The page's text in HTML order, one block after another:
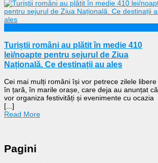
Turiștii români au plătit în medie 410
lei/noapte pentru sejurul de Ziua
Națională. Ce destinații au ales
Cei mai mulți români își vor petrece zilele libere
în țară, în marile orașe, care deja au anunțat că
vor organiza festivități și evenimente cu ocazia
[...]
Read More
Pagini